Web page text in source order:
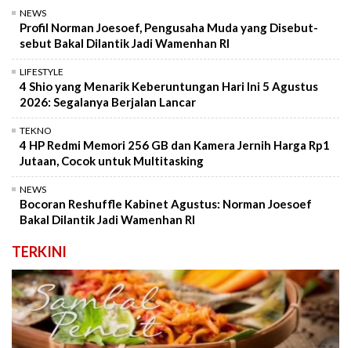
NEWS
Profil Norman Joesoef, Pengusaha Muda yang Disebut-
sebut Bakal Dilantik Jadi Wamenhan RI
LIFESTYLE
4 Shio yang Menarik Keberuntungan Hari Ini 5 Agustus
2026: Segalanya Berjalan Lancar
TEKNO
4 HP Redmi Memori 256 GB dan Kamera Jernih Harga Rp1
Jutaan, Cocok untuk Multitasking
NEWS
Bocoran Reshuffle Kabinet Agustus: Norman Joesoef
Bakal Dilantik Jadi Wamenhan RI
TERKINI